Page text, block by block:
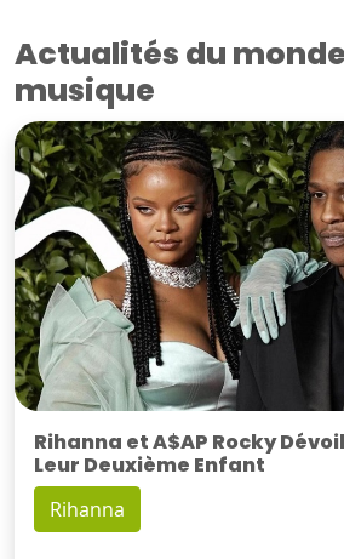
Actualités du
musique
Rihanna et A$AP Rocky
Leur Deuxième Enfant
Rihanna